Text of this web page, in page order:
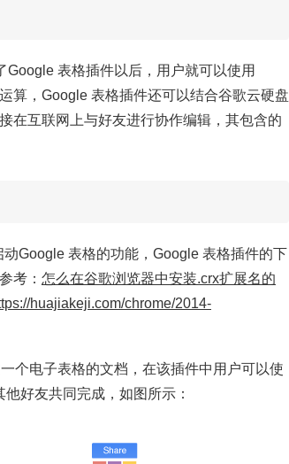
表格插件以后，用户就可以使用
算，Google 表格插件还可以结合谷歌云硬盘
在互联网上与好友进行协作编辑，其包含的
Google 表格的功能，Google 表格插件的下
考： 怎么在谷歌浏览器中安装.crx扩展名的
huajiakeji.com/chrome/2014-
个电子表格的文档，在该插件中用户可以使
好友共同完成，如图所示：